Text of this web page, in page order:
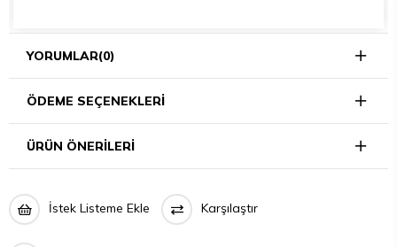
YORUMLAR(0)
ÖDEME SEÇENEKLERI
ÜRÜN ÖNERILERI
İstek Listeme Ekle Karşılaştır